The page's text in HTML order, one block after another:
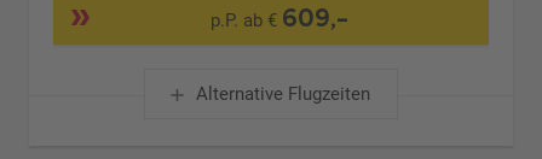
p.P. ab € 609,-
Alternative Flugzeiten